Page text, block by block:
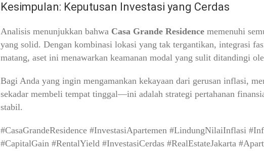
Kesimpulan: Keputusan Investasi yang Cerdas
Analisis menunjukkan bahwa Casa Grande Residencememenuhi
yang solid. Dengan kombinasi lokasi yang tak tergantikan, integrasi
matang, aset ini menawarkan keamanan modal yang sulit ditandingi
Bagi Anda yang ingin mengamankan kekayaan dari gerusan inflasi,
sekadar membeli tempat tinggal—ini adalah strategi pertahanan
stabil.
#CasaGrandeResidence #InvestasiApartemen #LindungNilaiInflasi
#CapitalGain #RentalYield #InvestasiCerdas #RealEstateJakarta